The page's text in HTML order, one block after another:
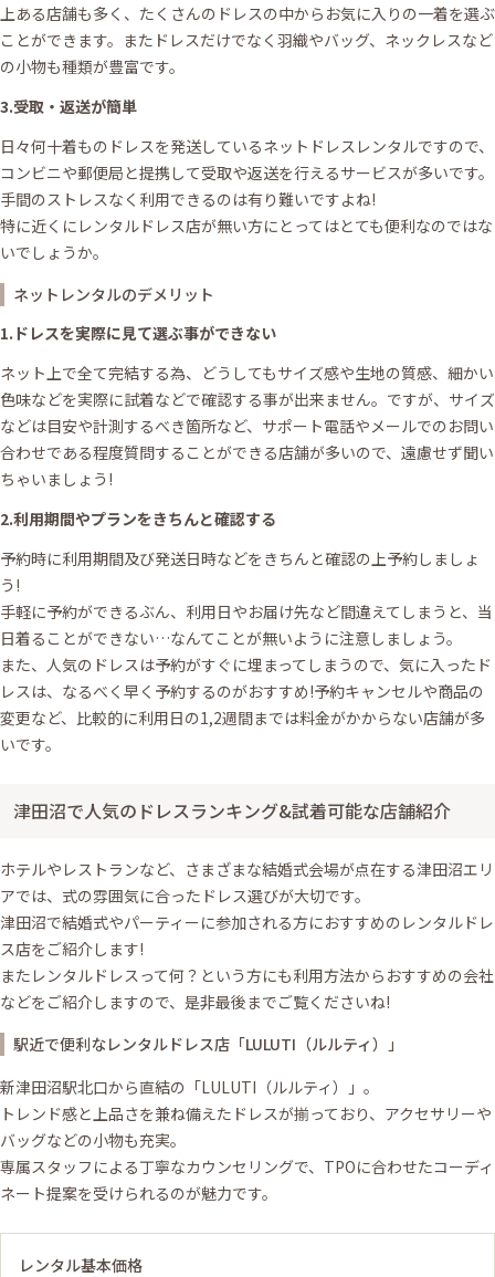
上ある店舗も多く、たくさんのドレスの中からお気に入りの一着を選ぶ
ことができます。またドレスだけでなく羽織やバッグ、ネックレスなど
の小物も種類が豊富です。
3.受取・返送が簡単
日々何十着ものドレスを発送しているネットドレスレンタルですので、
コンビニや郵便局と提携して受取や返送を行えるサービスが多いです。
手間のストレスなく利用できるのは有り難いですよね!
特に近くにレンタルドレス店が無い方にとってはとても便利なのではな
いでしょうか。
ネットレンタルのデメリット
1.ドレスを実際に見て選ぶ事ができない
ネット上で全て完結する為、どうしてもサイズ感や生地の質感、細かい
色味などを実際に試着などで確認する事が出来ません。ですが、サイズ
などは目安や計測するべき箇所など、サポート電話やメールでのお問い
合わせである程度質問することができる店舗が多いので、遠慮せず聞い
ちゃいましょう!
2.利用期間やプランをきちんと確認する
予約時に利用期間及び発送日時などをきちんと確認の上予約しましょ
う!
手軽に予約ができるぶん、利用日やお届け先など間違えてしまうと、当
日着ることができない…なんてことが無いように注意しましょう。
また、人気のドレスは予約がすぐに埋まってしまうので、気に入ったド
レスは、なるべく早く予約するのがおすすめ!予約キャンセルや商品の
変更など、比較的に利用日の1,2週間までは料金がかからない店舗が多
いです。
津田沼で人気のドレスランキング&試着可能な店舗紹介
ホテルやレストランなど、さまざまな結婚式会場が点在する津田沼エリ
アでは、式の雰囲気に合ったドレス選びが大切です。
津田沼で結婚式やパーティーに参加される方におすすめのレンタルドレ
ス店をご紹介します!
またレンタルドレスって何？という方にも利用方法からおすすめの会社
などをご紹介しますので、是非最後までご覧くださいね!
駅近で便利なレンタルドレス店「LULUTI（ルルティ）」
新津田沼駅北口から直結の「LULUTI（ルルティ）」。
トレンド感と上品さを兼ね備えたドレスが揃っており、アクセサリーや
バッグなどの小物も充実。
専属スタッフによる丁寧なカウンセリングで、TPOに合わせたコーディ
ネート提案を受けられるのが魅力です。
レンタル基本価格